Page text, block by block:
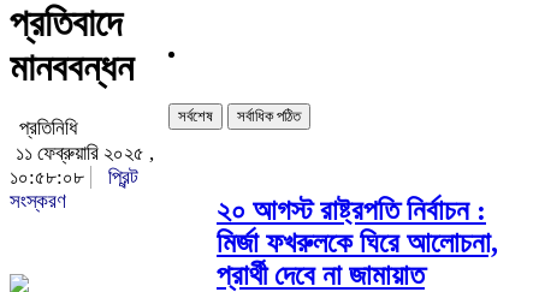
প্রতিবাদে
মানববন্ধন
প্রতিনিধি
১১ ফেব্রুয়ারি ২০২৫ ,
১০:৫৮:০৮
প্রিন্ট
সংস্করণ
সর্বশেষ সর্বাধিক পঠিত
২০ আগস্ট রাষ্ট্রপতি নির্বাচন :
মির্জা ফখরুলকে ঘিরে আলোচনা,
প্রার্থী দেবে না জামায়াত